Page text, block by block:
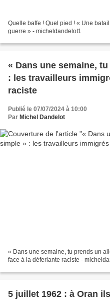
Quelle baffe ! Quel pied ! « Une
guerre » - micheldandelot1
« Dans une semaine,
: les travailleurs
raciste
Publié le 07/07/2024 à 10:00
Par Michel Dandelot
« Dans une semaine, tu prends un
face à la déferlante raciste -
5 juillet 1962 : à Oran